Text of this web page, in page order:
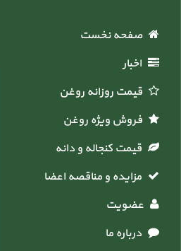
صفحه نخست
اخبار
قیمت روزانه روغن
فروش ویژه روغن
قیمت کنجاله و دانه
مزایده و مناقصه اعضاء
عضویت
درباره ما